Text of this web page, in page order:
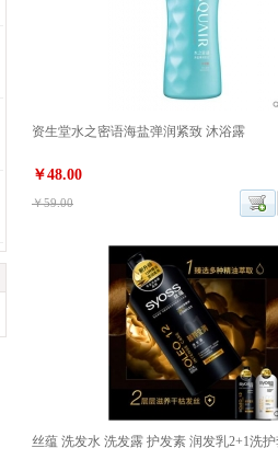
资生堂水之密语海盐弹润紧致 沐浴露
￥48.00
￥59.00
丝蕴 洗发水 洗发露 护发素 润发乳2+1洗